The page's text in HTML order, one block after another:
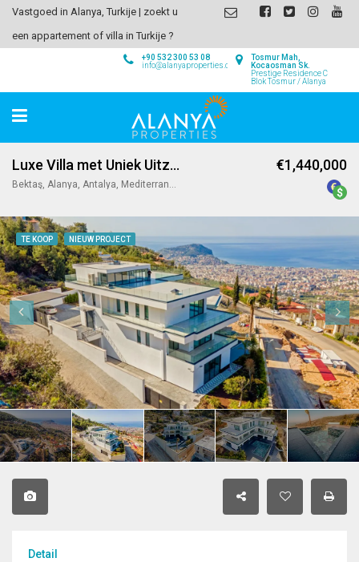
Vastgoed in Alanya, Turkije | zoekt u
een appartement of villa in Turkije ?
Tosmur Mah,
Kocaosman Sk.
Prestige Residence C
Blok Tosmur / Alanya
+90 532 300 53 08
info@alanyaproperties.com
Luxe Villa met Uniek Uitzicht in Alanya
Bektaş, Alanya, Antalya, Mediterranean Region, 07400, Turkey
€1,440,000
TE KOOP NIEUW PROJECT
Detail